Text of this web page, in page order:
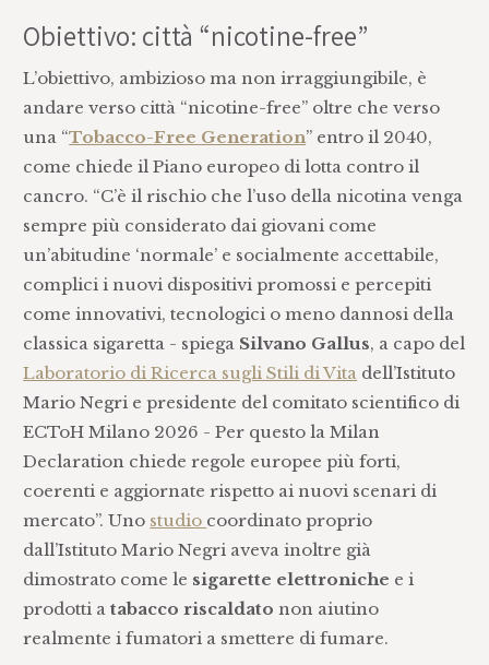
Obiettivo: città “nicotine-free”
L’obiettivo, ambizioso ma non irraggiungibile, è
andare verso città “nicotine-free” oltre che verso
una “Tobacco-Free Generation” entro il 2040,
come chiede il Piano europeo di lotta contro il
cancro. “C’è il rischio che l’uso della nicotina venga
sempre più considerato dai giovani come
un’abitudine ‘normale’ e socialmente accettabile,
complici i nuovi dispositivi promossi e percepiti
come innovativi, tecnologici o meno dannosi della
classica sigaretta - spiega Silvano Gallus, a capo del
Laboratorio di Ricerca sugli Stili di Vita dell’Istituto
Mario Negri e presidente del comitato scientifico di
ECToH Milano 2026 - Per questo la Milan
Declaration chiede regole europee più forti,
coerenti e aggiornate rispetto ai nuovi scenari di
mercato”. Uno studio coordinato proprio
dall’Istituto Mario Negri aveva inoltre già
dimostrato come le sigarette elettroniche e i
prodotti atabacco riscaldato non aiutino
realmente i fumatori a smettere di fumare.